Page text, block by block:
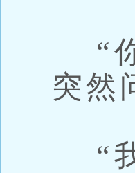
“你
突然
“我